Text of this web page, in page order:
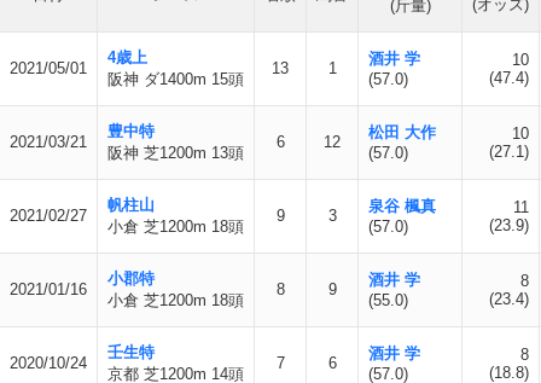
(斤量)
(オッズ)
2021/05/01
4歳上
阪神 ダ1400m 15頭
13 1
酒井 学
(57.0)
10
(47.4)
2021/03/21
豊中特
阪神 芝1200m 13頭
6 12
松田 大作
(57.0)
10
(27.1)
2021/02/27
帆柱山
小倉 芝1200m 18頭
9 3
泉谷 楓真
(57.0)
11
(23.9)
2021/01/16
小郡特
小倉 芝1200m 18頭
8 9
酒井 学
(55.0)
8
(23.4)
2020/10/24
壬生特
京都 芝1200m 14頭
7 6
酒井 学
(57.0)
8
(18.8)